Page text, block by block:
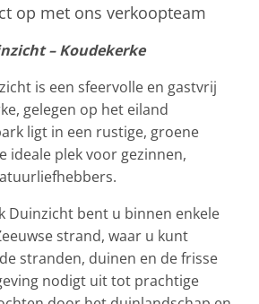
op met ons verkoopteam
– Koudekerke
is een sfeervolle en gastvrij
gelegen op het eiland
ligt in een rustige, groene
ideale plek voor gezinnen,
Duinzicht bent u binnen enkele
strand, waar u kunt
stranden, duinen en de frisse
nodigt uit tot prachtige